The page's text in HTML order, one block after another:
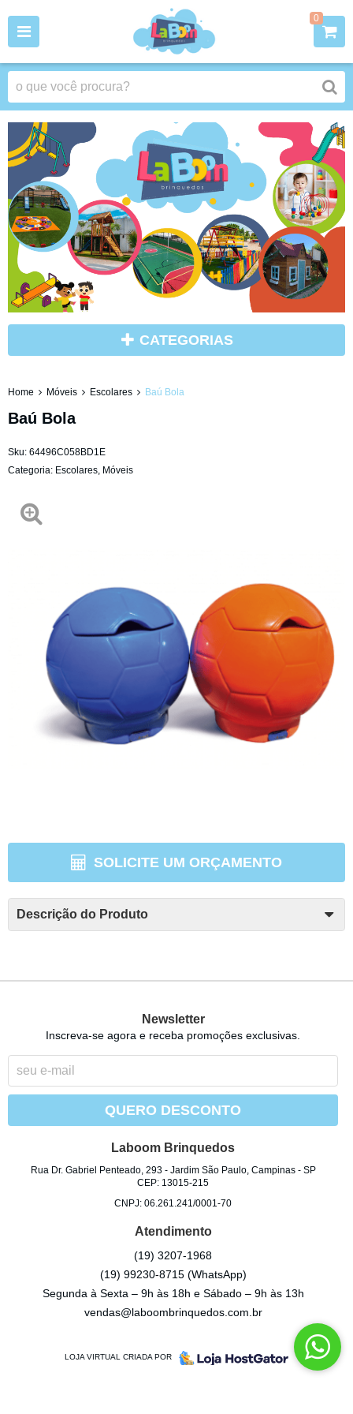
0
CATEGORIAS
Home Móveis Escolares Baú Bola
Baú Bola
Sku: 64496C058BD1E
Categoria: Escolares, Móveis
SOLICITE UM ORÇAMENTO
Descrição do Produto
Newsletter
Inscreva-se agora e receba promoções exclusivas.
QUERO DESCONTO
Laboom Brinquedos
Rua Dr. Gabriel Penteado, 293- Jardim São Paulo, Campinas- SP
CEP: 13015-215
CNPJ: 06.261.241/0001-70
Atendimento
(19) 3207-1968
(19) 99230-8715 (WhatsApp)
Segunda à Sexta – 9h às 18h e Sábado – 9h às 13h
vendas@laboombrinquedos.com.br
LOJA VIRTUAL CRIADA POR